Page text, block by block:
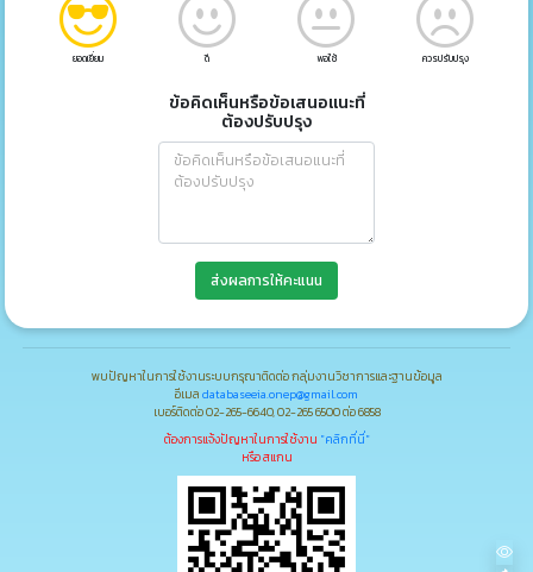
ยอดเยี่ยม ดี พอใช้ ควรปรับปรุง
ข้อคิดเห็นหรือข้อเสนอแนะที่
ต้องปรับปรุง
ส่งผลการให้คะแนน
พบปัญหาในการใช้งานระบบกรุณาติดต่อ กลุ่มงานวิชาการและฐานข้อมูล
อีเมล databaseeia.onep@gmail.com
เบอร์ติดต่อ 02-265-6640, 02-265 6500 ต่อ 6858
ต้องการแจ้งปัญหาในการใช้งาน "คลิกที่นี่"
หรือ สแกน